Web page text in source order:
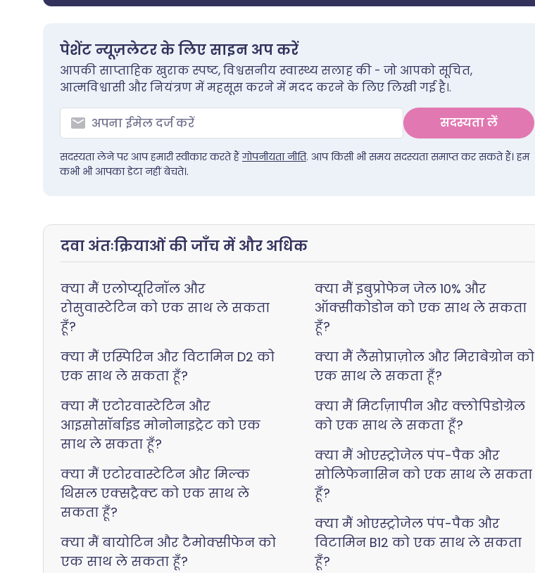
पेशेंट न्यूज़लेटर के लिए साइन अप करें
आपकी साप्ताहिक खुराक स्पष्ट, विश्वसनीय स्वास्थ्य सलाह की - जो आपको सूचित,
आत्मविश्वासी और नियंत्रण में महसूस करने में मदद करने के लिए लिखी गई है।.
सदस्यता लें
सदस्यता लेने पर आप हमारी स्वीकार करते हैंगोपनीयता नीति. आप किसी भी समय सदस्यता समाप्त कर सकते हैं। हम
कभी भी आपका डेटा नहीं बेचते।.
दवा अंतःक्रियाओं की जाँच में और अधिक
क्या मैं एलोप्यूरिनॉल और
रोसुवास्टेटिन को एक साथ ले सकता
हूँ?
क्या मैं एस्पिरिन और विटामिन D2 को
एक साथ ले सकता हूँ?
क्या मैं एटोरवास्टेटिन और
आइसोसॉर्बाइड मोनोनाइट्रेट को एक
साथ ले सकता हूँ?
क्या मैं एटोरवास्टेटिन और मिल्क
थिसल एक्सट्रैक्ट को एक साथ ले
सकता हूँ?
क्या मैं बायोटिन और टैमोक्सीफेन को
एक साथ ले सकता हूँ?
क्या मैं इबुप्रोफेन जेल 10% और
ऑक्सीकोडोन को एक साथ ले सकता
हूँ?
क्या मैं लैंसोप्राज़ोल और मिराबेग्रोन को
एक साथ ले सकता हूँ?
क्या मैं मिर्टाज़ापीन और क्लोपिडोग्रेल
को एक साथ ले सकता हूँ?
क्या मैं ओएस्ट्रोजेल पंप-पैक और
सोलिफेनासिन को एक साथ ले सकता
हूँ?
क्या मैं ओएस्ट्रोजेल पंप-पैक और
विटामिन B12 को एक साथ ले सकता
हूँ?